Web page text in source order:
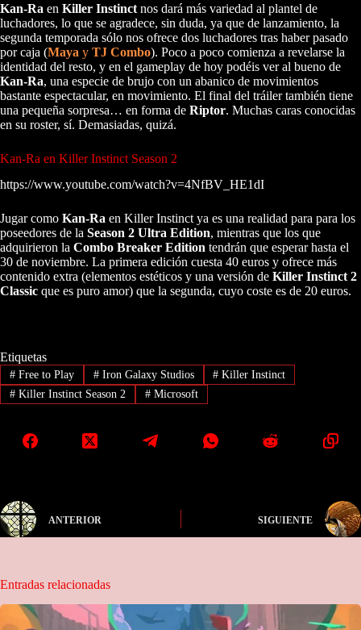
Kan-Ra en Killer Instinct nos dará más variedad al plantel de
luchadores, lo que se agradece, sin duda, ya que de lanzamiento, la
segunda temporada sólo nos ofrece dos luchadores tras haber pasado
por caja (Maya y TJ Combo). Poco a poco comienza a revelarse la
identidad del resto, y en el gameplay de hoy podéis ver al bueno de
Kan-Ra, una especie de brujo con un abanico de movimientos
bastante espectacular, en movimiento. El final del tráiler también tiene
una pequeña sorpresa… en forma de Riptor. Muchas caras conocidas
en su roster, sí. Demasiadas, quizá.
Kan-Ra en Killer Instinct Season 2
https://www.youtube.com/watch?v=4NfBV_HE1dI
Jugar como Kan-Ra en Killer Instinct ya es una realidad para para los
poseedores de la Season 2 Ultra Edition, mientras que los que
adquirieron la Combo Breaker Edition tendrán que esperar hasta el
30 de noviembre. La primera edición cuesta 40 euros y ofrece más
contenido extra (elementos estéticos y una versión de Killer Instinct 2
Classic que es puro amor) que la segunda, cuyo coste es de 20 euros.
Etiquetas
#Free to Play #Iron Galaxy Studios # Killer Instinct
#Killer Instinct Season 2 #Microsoft
ANTERIOR SIGUIENTE
Entradas relacionadas